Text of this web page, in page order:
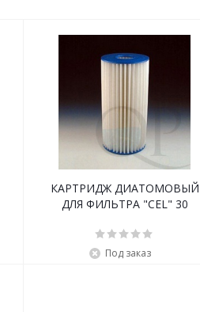
КАРТРИДЖ ДИАТОМОВЫЙ
ДЛЯ ФИЛЬТРА "CEL" 30
Под заказ